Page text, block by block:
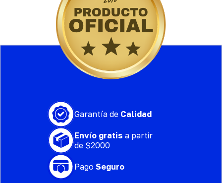
Garantía de Calidad
Envío gratis a partir
de $2000
PagoSeguro